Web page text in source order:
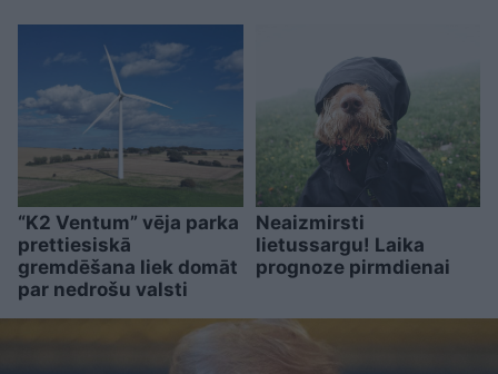
“K2 Ventum” vēja parka
prettiesiskā
gremdēšana liek domāt
par nedrošu valsti
Neaizmirsti
lietussargu! Laika
prognoze pirmdienai